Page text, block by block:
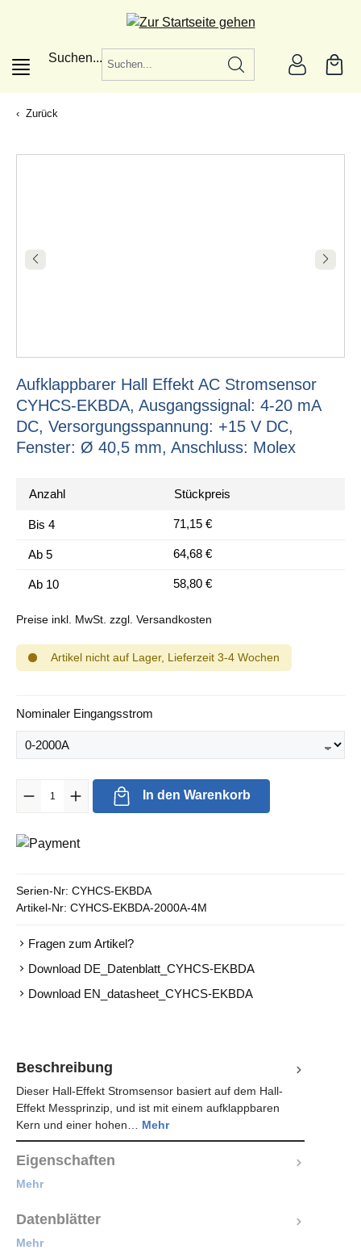
Suchen...
Zurück
Aufklappbarer Hall Effekt AC Stromsensor
CYHCS-EKBDA, Ausgangssignal: 4-20 mA
DC, Versorgungsspannung: +15 V DC,
Fenster: Ø 40,5 mm, Anschluss: Molex
Anzahl Stückpreis
Bis 4 71,15 €
Ab 5 64,68 €
Ab 10 58,80 €
Preise inkl. MwSt. zzgl. Versandkosten
Artikel nicht auf Lager, Lieferzeit 3-4 Wochen
Nominaler Eingangsstrom
Produkt Anzahl: Gib den gewünschten Wert ein oder benutze die
In den Warenkorb
Serien-Nr: CYHCS-EKBDA
Artikel-Nr: CYHCS-EKBDA-2000A-4M
Fragen zum Artikel?
Download DE_Datenblatt_CYHCS-EKBDA
Download EN_datasheet_CYHCS-EKBDA
Beschreibung
Dieser Hall-Effekt Stromsensor basiert auf dem Hall-
Effekt Messprinzip, und ist mit einem aufklappbaren
Kern und einer hohen… Mehr
Eigenschaften
Mehr
Datenblätter
Mehr